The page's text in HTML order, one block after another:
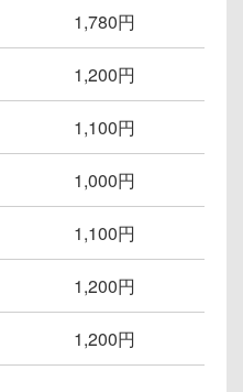
1,780円
1,200円
1,100円
1,000円
1,100円
1,200円
1,200円